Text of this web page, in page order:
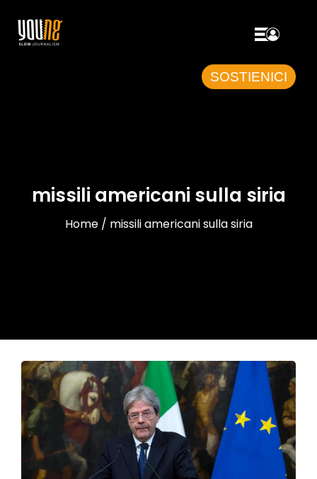
SOSTIENICI
missili americani sulla siria
Home / missili americani sulla siria